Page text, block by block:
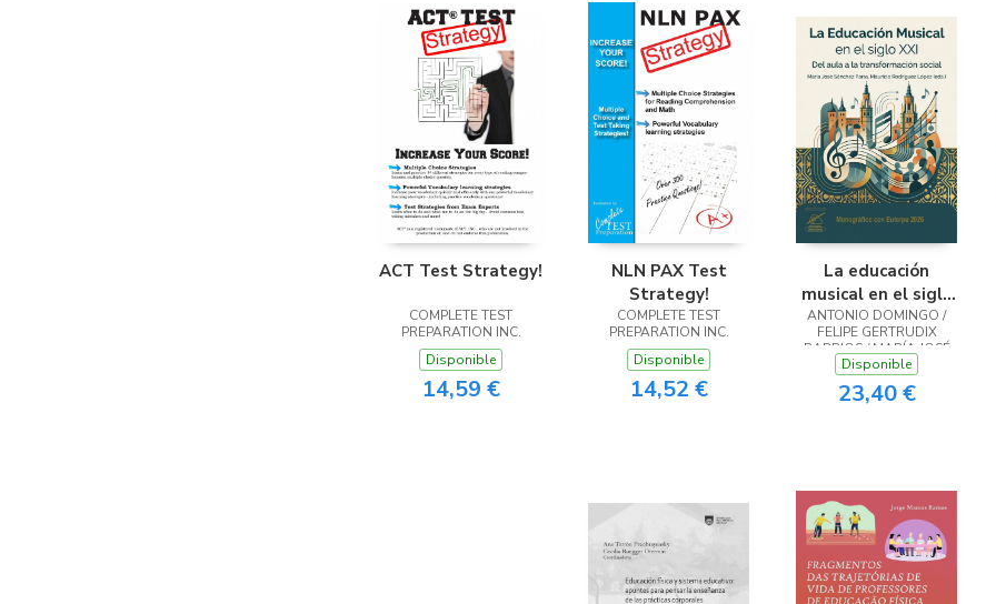
ACT Test Strategy!
COMPLETE TEST
PREPARATION INC.
Disponible
14,59 €
NLN PAX Test
Strategy!
COMPLETE TEST
PREPARATION INC.
Disponible
14,52 €
La educación
musical en el siglo
xxi del aula a la
transformación
social
ANTONIO DOMINGO /
FELIPE GERTRUDIX
BARRIOS / MARÍA JOSÉ
SÁNCHEZ PARRA /
MAURICIO RODRÍGUEZ
LÓPEZ
Disponible
23,40 €